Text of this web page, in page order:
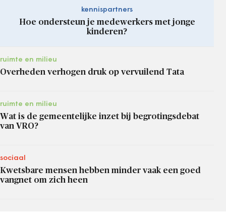
kennispartners
Hoe ondersteun je medewerkers met jonge
kinderen?
ruimte en milieu
Overheden verhogen druk op vervuilend Tata
ruimte en milieu
Wat is de gemeentelijke inzet bij begrotingsdebat
van VRO?
sociaal
Kwetsbare mensen hebben minder vaak een goed
vangnet om zich heen